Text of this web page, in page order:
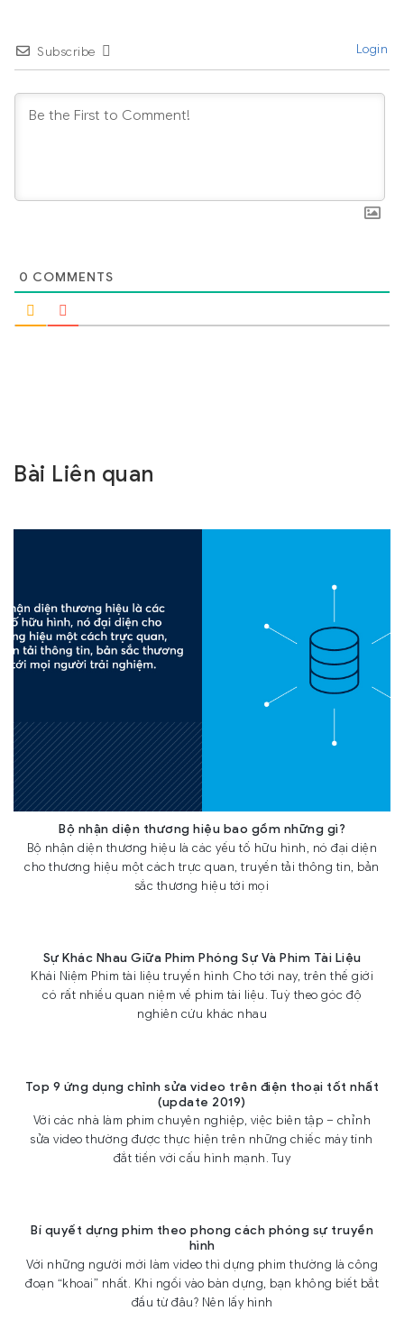
Subscribe Login
0 COMMENTS
Bài Liên quan
Bộ nhận diện thương hiệu bao gồm những gì?
Bộ nhận diện thương hiệu là các yếu tố hữu hình, nó đại diện
cho thương hiệu một cách trực quan, truyền tải thông tin, bản
sắc thương hiệu tới mọi
Sự Khác Nhau Giữa Phim Phóng Sự Và Phim Tài Liệu
Khái Niệm Phim tài liệu truyền hình Cho tới nay, trên thế giới
có rất nhiều quan niệm về phim tài liệu. Tuỳ theo góc độ
nghiên cứu khác nhau
Top 9 ứng dụng chỉnh sửa video trên điện thoại tốt nhất
(update 2019)
Với các nhà làm phim chuyên nghiệp, việc biên tập – chỉnh
sửa video thường được thực hiện trên những chiếc máy tính
đắt tiền với cấu hình mạnh. Tuy
Bí quyết dựng phim theo phong cách phóng sự truyền
hình
Với những người mới làm video thì dựng phim thường là công
đoạn “khoai” nhất. Khi ngồi vào bàn dựng, bạn không biết bắt
đầu từ đâu? Nên lấy hình